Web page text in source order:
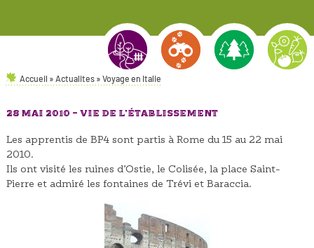
AMÉNAGEMENTS PAYSAGERS
NATURE & ENVIRONNEMENT
Accueil »Actualites »Voyage en Italie
28 MAI 2010 - VIE DE L'ÉTABLISSEMENT
Les apprentis de BP4 sont partis à Rome du 15 au 22 mai
2010.
Ils ont visité les ruines d’Ostie, le Colisée, la place Saint-
Pierre et admiré les fontaines de Trévi et Baraccia.